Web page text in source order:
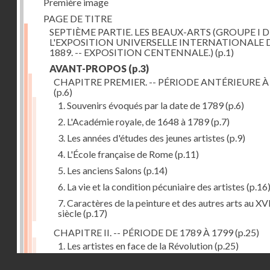
PAGE DE TITRE
SEPTIÈME PARTIE. LES BEAUX-ARTS (GROUPE I
L'EXPOSITION UNIVERSELLE INTERNATIONALE
1889. -- EXPOSITION CENTENNALE.) (p.1)
AVANT-PROPOS (p.3)
CHAPITRE PREMIER. -- PÉRIODE ANTÉRIEURE
(p.6)
1. Souvenirs évoqués par la date de 1789(p.6)
2. L'Académie royale, de 1648 à 1789(p.7)
3. Les années d'études des jeunes artistes (p.9)
4. L'École française de Rome(p.11)
5. Les anciens Salons (p.14)
6. La vie et la condition pécuniaire des artistes (p.16)
7. Caractères de la peinture et des autres arts au
siècle(p.17)
CHAPITRE II. -- PÉRIODE DE 1789 À 1799(p.25)
1. Les artistes en face de la Révolution(p.25)